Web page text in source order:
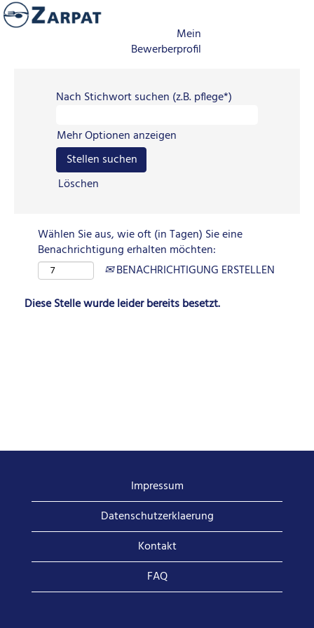
Mein
Bewerberprofil
Nach Stichwort suchen (z.B. pflege*)
Mehr Optionen anzeigen
Löschen
Wählen Sie aus, wie oft (in Tagen) Sie eine
Benachrichtigung erhalten möchten:
BENACHRICHTIGUNG ERSTELLEN
Diese Stelle wurde leider bereits besetzt.
Impressum
Datenschutzerklaerung
Kontakt
FAQ